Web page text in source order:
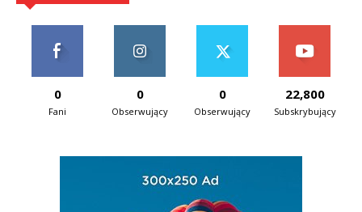
0
Fani
0
Obserwujący
0
Obserwujący
22,800
Subskrybujący